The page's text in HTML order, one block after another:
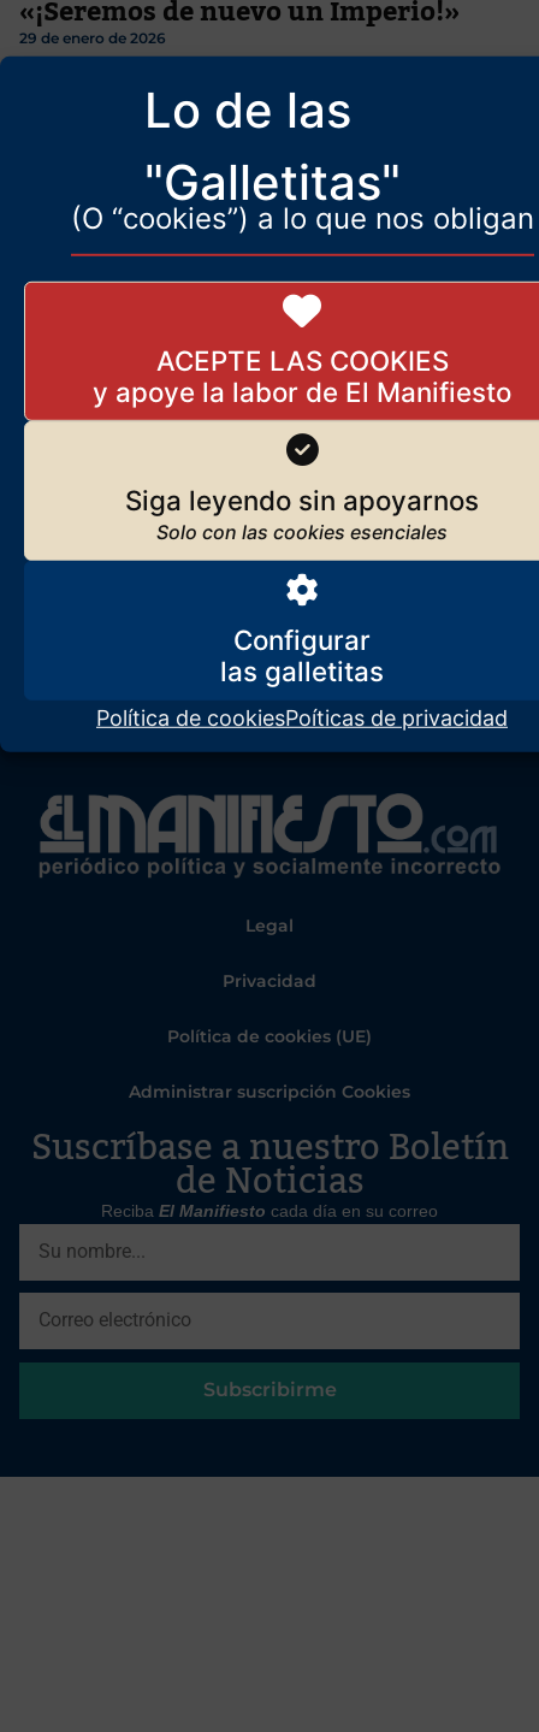
Lo de las
"Galletitas"
(O “cookies”) a lo que nos obligan
ACEPTE LAS COOKIES
Siga leyendo sin apoyarnos
Configurar
Política de cookiesPoíticas de privacidad
«¡Seremos de nuevo un Imperio!»
29 de enero de 2026
de la Ominosa (así califican izquierdas y centristas a la «dictadura
franquista»). «¡Seremos
Legal
Privacidad
Política de cookies (UE)
Administrar suscripción Cookies
Suscríbase a nuestro Boletín
de Noticias
Reciba El Manifiesto cada día en su correo
Subscribirme